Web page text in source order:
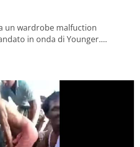
un wardrobe malfuction
in onda di Younger.…